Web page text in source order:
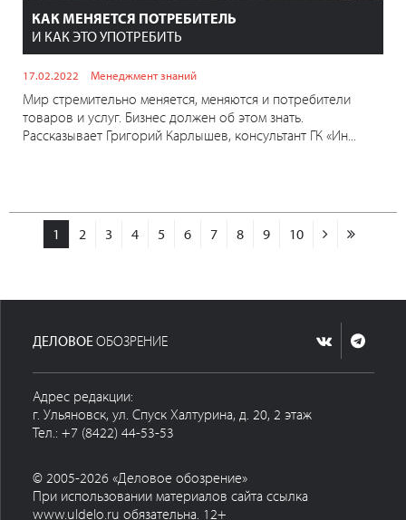
КАК МЕНЯЕТСЯ ПОТРЕБИТЕЛЬ
И КАК ЭТО УПОТРЕБИТЬ
17.02.2022 Менеджмент знаний
Мир стремительно меняется, меняются и потребители
товаров и услуг. Бизнес должен об этом знать.
Рассказывает Григорий Карлышев, консультант ГК «Ин...
1 2 3 4 5 6 7 8 9 10
ДЕЛОВОЕ ОБОЗРЕНИЕ
Адрес редакции:
г. Ульяновск, ул. Спуск Халтурина, д. 20, 2 этаж
Тел.: +7 (8422) 44-53-53
© 2005-2026 «Деловое обозрение»
При использовании материалов сайта ссылка
www.uldelo.ru обязательна. 12+